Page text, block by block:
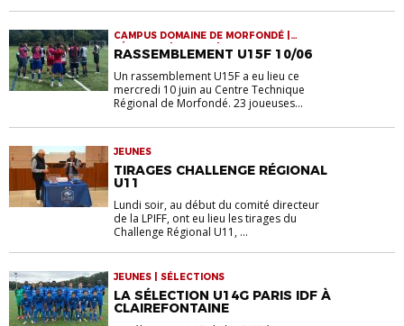
CAMPUS DOMAINE DE MORFONDÉ |
FÉMININES | JEUNES | RASSEMBLEMENTS
RASSEMBLEMENT U15F 10/06
Un rassemblement U15F a eu lieu ce
mercredi 10 juin au Centre Technique
Régional de Morfondé. 23 joueuses...
JEUNES
TIRAGES CHALLENGE RÉGIONAL
U11
Lundi soir, au début du comité directeur
de la LPIFF, ont eu lieu les tirages du
Challenge Régional U11, ...
JEUNES | SÉLECTIONS
LA SÉLECTION U14G PARIS IDF À
CLAIREFONTAINE